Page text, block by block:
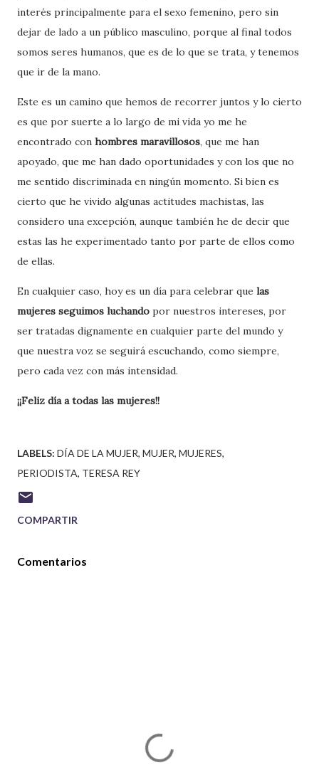
interés principalmente para el sexo femenino, pero sin
dejar de lado a un público masculino, porque al final todos
somos seres humanos, que es de lo que se trata, y tenemos
que ir de la mano.
Este es un camino que hemos de recorrer juntos y lo cierto
es que por suerte a lo largo de mi vida yo me he
encontrado con hombres maravillosos, que me han
apoyado, que me han dado oportunidades y con los que no
me sentido discriminada en ningún momento. Si bien es
cierto que he vivido algunas actitudes machistas, las
considero una excepción, aunque también he de decir que
estas las he experimentado tanto por parte de ellos como
de ellas.
En cualquier caso, hoy es un día para celebrar que las
mujeres seguimos luchando por nuestros intereses, por
ser tratadas dignamente en cualquier parte del mundo y
que nuestra voz se seguirá escuchando, como siempre,
pero cada vez con más intensidad.
¡¡Feliz día a todas las mujeres!!
LABELS: DÍA DE LA MUJER MUJER MUJERES
PERIODISTA TERESA REY
COMPARTIR
Comentarios